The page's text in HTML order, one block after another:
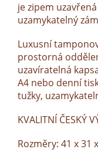
je zipem
uzamykatelný
Luxusní
prostorná
uzavíratelná
A4 nebo denní
tužky,
KVALITNÍ ČESKÝ
Rozměry: 41 x 31